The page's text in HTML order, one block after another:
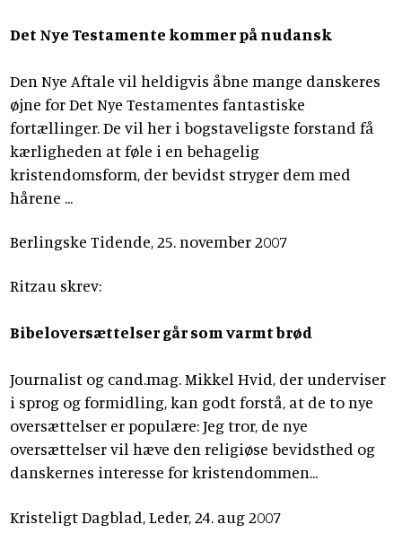
Det Nye Testamente kommer på nudansk
Den Nye Aftale vil heldigvis åbne mange danskeres
øjne for Det Nye Testamentes fantastiske
fortællinger. De vil her i bogstaveligste forstand få
kærligheden at føle i en behagelig
kristendomsform, der bevidst stryger dem med
hårene ...
Berlingske Tidende, 25. november 2007
Ritzau skrev:
Bibeloversættelser går som varmt brød
Journalist og cand.mag. Mikkel Hvid, der underviser
i sprog og formidling, kan godt forstå, at de to nye
oversættelser er populære: Jeg tror, de nye
oversættelser vil hæve den religiøse bevidsthed og
danskernes interesse for kristendommen...
Kristeligt Dagblad, Leder, 24. aug 2007